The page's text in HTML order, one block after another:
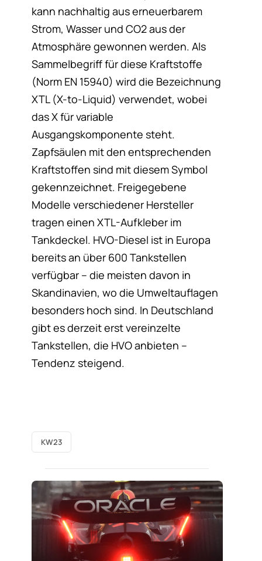
kann nachhaltig aus erneuerbarem
Strom, Wasser und CO2 aus der
Atmosphäre gewonnen werden. Als
Sammelbegriff für diese Kraftstoffe
(Norm EN 15940) wird die Bezeichnung
XTL (X-to-Liquid) verwendet, wobei
das X für variable
Ausgangskomponente steht.
Zapfsäulen mit den entsprechenden
Kraftstoffen sind mit diesem Symbol
gekennzeichnet. Freigegebene
Modelle verschiedener Hersteller
tragen einen XTL-Aufkleber im
Tankdeckel. HVO-Diesel ist in Europa
bereits an über 600 Tankstellen
verfügbar – die meisten davon in
Skandinavien, wo die Umweltauflagen
besonders hoch sind. In Deutschland
gibt es derzeit erst vereinzelte
Tankstellen, die HVO anbieten –
Tendenz steigend.
KW23